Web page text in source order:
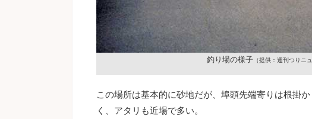
釣り場の様子 （提供：週刊つりニ
この場所は基本的に砂地だが、埠頭先端寄りは根掛
く、アタリも近場で多い。